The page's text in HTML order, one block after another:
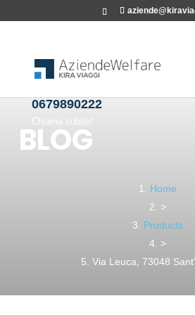
0679890222
Chiama subito!
BLOG
Home
>
Products
>
Via Leuca, 73048